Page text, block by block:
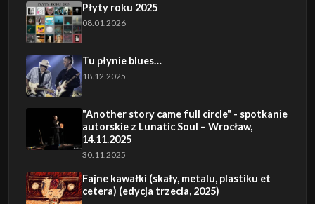
Płyty roku 2025
08.01.2026
Tu płynie blues…
18.12.2025
"Another story came full circle" - spotkanie
autorskie z Lunatic Soul – Wrocław,
14.11.2025
30.11.2025
Fajne kawałki (skały, metalu, plastiku et
cetera) (edycja trzecia, 2025)